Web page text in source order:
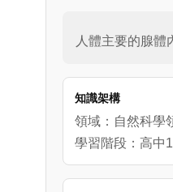
人體主要的腺體
知識架構
領域：自然科學
學習階段：高中